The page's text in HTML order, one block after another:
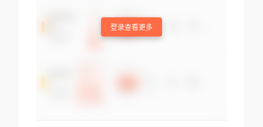
登录查看更多